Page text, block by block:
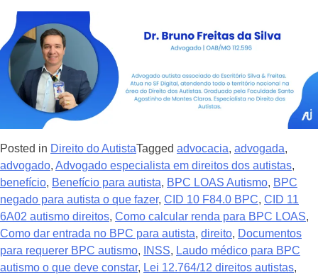
Posted in Direito do AutistaTagged advocacia, advogada,
advogado, Advogado especialista em direitos dos autistas,
benefício, Benefício para autista, BPC LOAS Autismo, BPC
negado para autista o que fazer, CID 10 F84.0 BPC, CID 11
6A02 autismo direitos, Como calcular renda para BPC LOAS,
Como dar entrada no BPC para autista, direito, Documentos
para requerer BPC autismo, INSS, Laudo médico para BPC
autismo o que deve constar, Lei 12.764/12 direitos autistas,